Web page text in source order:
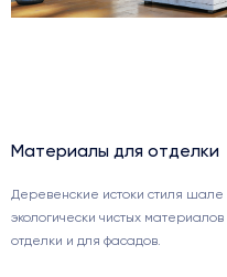
Материалы для отделки
Деревенские истоки стиля
экологически чистых
отделки и для фасадов.